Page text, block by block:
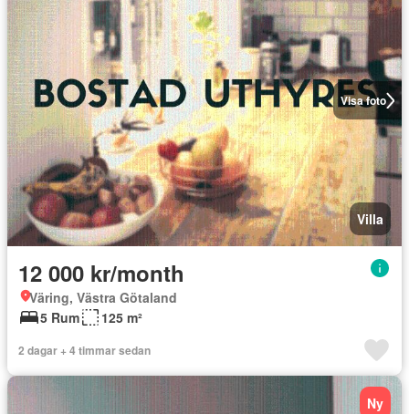
Visa foto
Villa
12 000 kr/month
Väring, Västra Götaland
5 Rum
125 m²
2 dagar + 4 timmar sedan
Ny